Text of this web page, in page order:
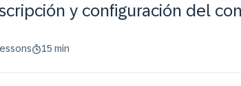
y configuración del
15 min